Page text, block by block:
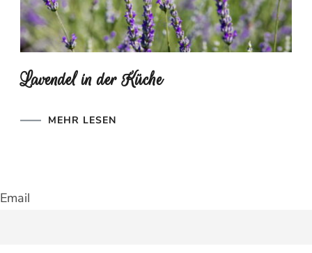
Lavendel in der Küche
MEHR LESEN
Email